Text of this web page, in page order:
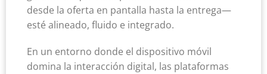
desde la oferta en pantalla hasta la entrega—
esté alineado, fluido e integrado.
En un entorno donde el dispositivo móvil
domina la interacción digital, las plataformas